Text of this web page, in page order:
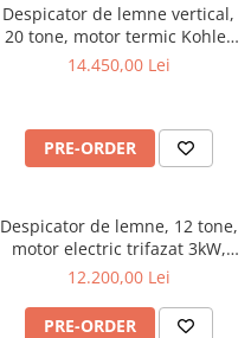
Despicator de lemne vertical,
20 tone, motor termic Kohler
de 6.5CP, Jansen HS-20H110
14.450,00 Lei
PRE-ORDER
Despicator de lemne, 12 tone,
motor electric trifazat 3kW,
Ceccato Olindo SPLE12T
12.200,00 Lei
PRE-ORDER